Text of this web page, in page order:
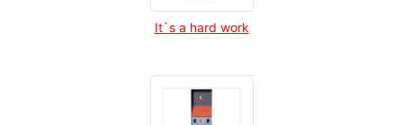
It`s a hard work